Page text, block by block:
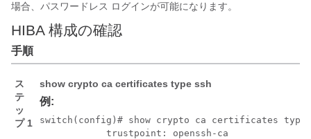
場合、パスワードレス ログインが可能になります。
HIBA 構成の確認
手順
ス
テ
ッ
プ 1
show crypto ca certificates type ssh
例:
switch(config)# show crypto ca certificates type
            trustpoint: openssh-ca